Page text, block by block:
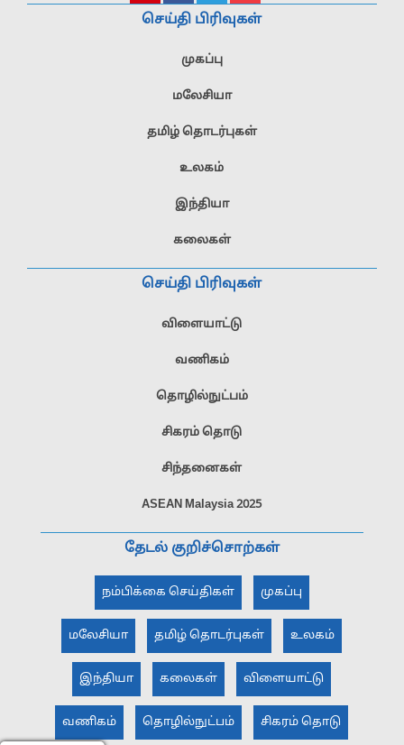
செய்தி பிரிவுகள்
முகப்பு
மலேசியா
தமிழ் தொடர்புகள்
உலகம்
இந்தியா
கலைகள்
செய்தி பிரிவுகள்
விளையாட்டு
வணிகம்
தொழில்நுட்பம்
சிகரம் தொடு
சிந்தனைகள்
ASEAN Malaysia 2025
தேடல் குறிச்சொற்கள்
நம்பிக்கை செய்திகள் முகப்பு
மலேசியா தமிழ் தொடர்புகள் உலகம்
இந்தியா கலைகள் விளையாட்டு
வணிகம் தொழில்நுட்பம் சிகரம் தொடு